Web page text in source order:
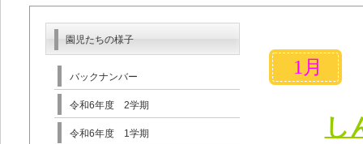
1月
し
園児たちの様子
バックナンバー
令和6年度 2学期
令和6年度 1学期